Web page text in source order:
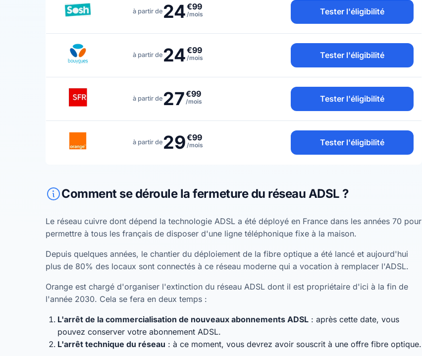
à partir de 24€99
/mois Tester l'éligibilité
à partir de 24€99
/mois Tester l'éligibilité
à partir de 27€99
/mois Tester l'éligibilité
à partir de 29€99
/mois Tester l'éligibilité
Comment se déroule la fermeture du réseau ADSL ?
Le réseau cuivre dont dépend la technologie ADSL a été déployé en France dans les années 70 pour
permettre à tous les français de disposer d'une ligne téléphonique fixe à la maison.
Depuis quelques années, le chantier du déploiement de la fibre optique a été lancé et aujourd'hui
plus de 80% des locaux sont connectés à ce réseau moderne qui a vocation à remplacer l'ADSL.
Orange est chargé d'organiser l'extinction du réseau ADSL dont il est propriétaire d'ici à la fin de
l'année 2030. Cela se fera en deux temps :
L'arrêt de la commercialisation de nouveaux abonnements ADSL : après cette date, vous
pouvez conserver votre abonnement ADSL.
L'arrêt technique du réseau : à ce moment, vous devrez avoir souscrit à une offre fibre optique.